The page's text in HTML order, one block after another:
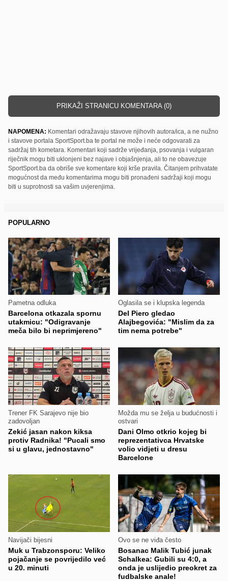
PRIKAŽI STRANICU KOMENTARA (0)
NAPOMENA: Komentari odražavaju stavove njihovih autora/ica, a ne nužno
i stavove portala SportSport.ba te portal ne može i neće odgovarati za
sadržaj tih kometara. Komentari koji sadrže vrijeđanja, psovanja i vulgaran
riječnik mogu biti uklonjeni bez najave i objašnjenja, ali to ne obavezuje
SportSport.ba da obriše sve komentare koji krše pravila. Čitanjem prihvatate
mogućnost da među komentarima mogu biti pronađeni sadržaji koji mogu
biti u suprotnosti sa vašim uvjerenjima.
POPULARNO
Pametna odluka
Barcelona otkazala spornu
utakmicu: "Odigravanje
meča bilo bi neprimjereno"
Oglasila se i klupska legenda
Del Piero gledao
Alajbegovića: "Mislim da za
tim nema potrebe"
Trener FK Sarajevo nije bio
zadovoljan
Zekić jasan nakon kiksa
protiv Radnika! "Pucali smo
si u glavu, jednostavno"
Možda mu se želja u budućnosti i
ostvari
Dani Olmo otkrio kojeg bi
reprezentativca Hrvatske
volio vidjeti u dresu
Barcelone
Navijači bijesni
Muk u Trabzonsporu: Veliko
pojačanje se povrijedilo već
u 20. minuti
Ovo se ne viđa često
Bosanac Malik Tubić junak
Schalkea: Gubili su 4:0, a
onda je uslijedio preokret za
fudbalske anale!